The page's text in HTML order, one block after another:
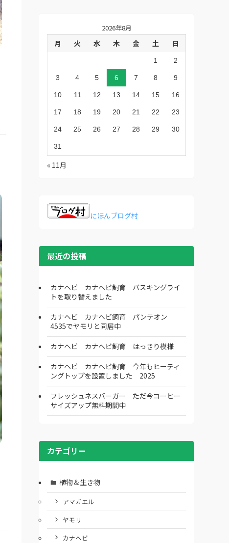
2026年8月
月 火 水 木 金 土 日
1 2
3 4 5 6 7 8 9
10 11 12 13 14 15 16
17 18 19 20 21 22 23
24 25 26 27 28 29 30
31
« 11月
にほんブログ村
最近の投稿
カナヘビ カナヘビ飼育 バスキングライ
トを取り替えました
カナヘビ カナヘビ飼育 パンテオン
4535でヤモリと同居中
カナヘビ カナヘビ飼育 はっきり模様
カナヘビ カナヘビ飼育 今年もヒーティ
ングトップを設置しました 2025
フレッシュネスバーガー ただ今コーヒー
サイズアップ無料期間中
カテゴリー
植物＆生き物
アマガエル
ヤモリ
カナヘビ